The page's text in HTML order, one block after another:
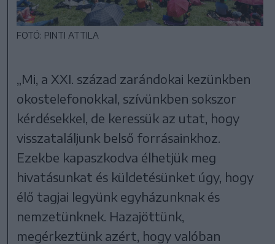
FOTÓ: PINTI ATTILA
„Mi, a XXI. század zarándokai kezünkben
okostelefonokkal, szívünkben sokszor
kérdésekkel, de keressük az utat, hogy
visszataláljunk belső forrásainkhoz.
Ezekbe kapaszkodva élhetjük meg
hivatásunkat és küldetésünket úgy, hogy
élő tagjai legyünk egyházunknak és
nemzetünknek. Hazajöttünk,
megérkeztünk azért, hogy valóban